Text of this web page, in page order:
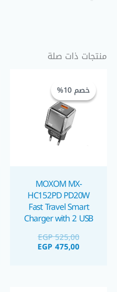
منتجات ذات صلة
خصم 10%
خصم 10%
MOXOM MX-
HC152PD PD20W
Fast Travel Smart
Charger with 2 USB
واط بمنفذين
EGP525,00
EGP 475,00